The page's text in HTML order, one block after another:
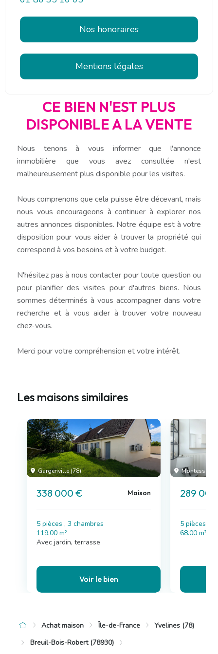
Nos honoraires
Mentions légales
CE BIEN N'EST PLUS
DISPONIBLE A LA VENTE
Nous tenons à vous informer que l'annonce
immobilière que vous avez consultée n'est
malheureusement plus disponible pour les visites.
Nous comprenons que cela puisse être décevant, mais
nous vous encourageons à continuer à explorer nos
autres annonces disponibles. Notre équipe est à votre
disposition pour vous aider à trouver la propriété qui
correspond à vos besoins et à votre budget.
N'hésitez pas à nous contacter pour toute question ou
pour planifier des visites pour d'autres biens. Nous
sommes déterminés à vous accompagner dans votre
recherche et à vous aider à trouver votre nouveau
chez-vous.
Merci pour votre compréhension et votre intérêt.
Les maisons similaires
Gargenville (78)
338 000 € Maison
5 pièces , 3 chambres
119.00 m²
Avec jardin, terrasse
Voir le bien
Montesson
289
5 pièces , 3
68.00 m²
Achat maison Île-de-France
Yvelines (78)
Breuil-Bois-Robert (78930)